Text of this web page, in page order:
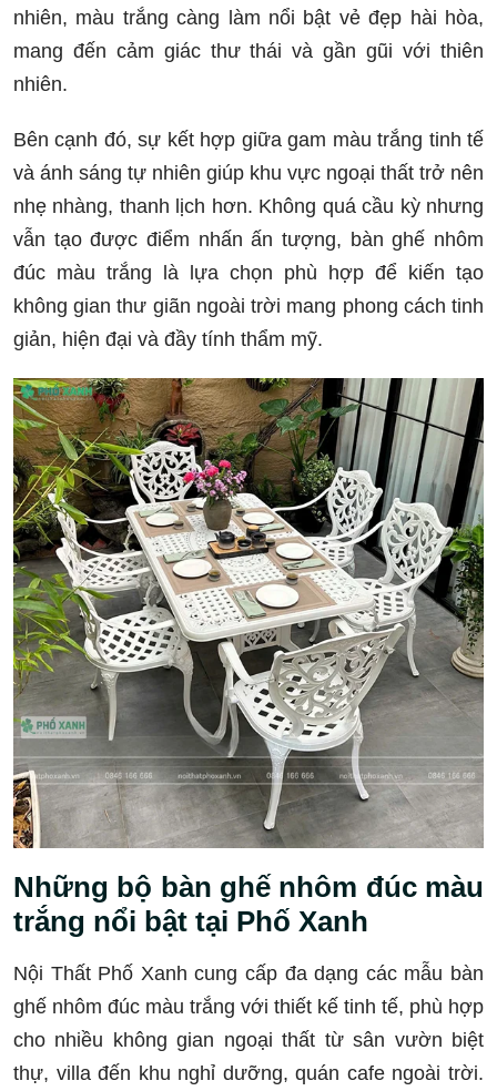
nhiên, màu trắng càng làm nổi bật vẻ đẹp hài hòa,
mang đến cảm giác thư thái và gần gũi với thiên
nhiên.
Bên cạnh đó, sự kết hợp giữa gam màu trắng tinh tế
và ánh sáng tự nhiên giúp khu vực ngoại thất trở nên
nhẹ nhàng, thanh lịch hơn. Không quá cầu kỳ nhưng
vẫn tạo được điểm nhấn ấn tượng, bàn ghế nhôm
đúc màu trắng là lựa chọn phù hợp để kiến tạo
không gian thư giãn ngoài trời mang phong cách tinh
giản, hiện đại và đầy tính thẩm mỹ.
Những bộ bàn ghế nhôm đúc màu
trắng nổi bật tại Phố Xanh
Nội Thất Phố Xanh cung cấp đa dạng các mẫu bàn
ghế nhôm đúc màu trắng với thiết kế tinh tế, phù hợp
cho nhiều không gian ngoại thất từ sân vườn biệt
thự, villa đến khu nghỉ dưỡng, quán cafe ngoài trời.